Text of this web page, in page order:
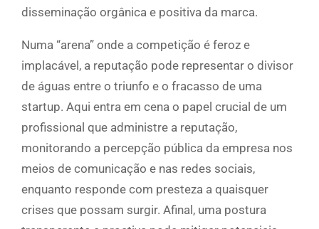
disseminação orgânica e positiva da marca.
Numa “arena” onde a competição é feroz e
implacável, a reputação pode representar o divisor
de águas entre o triunfo e o fracasso de uma
startup. Aqui entra em cena o papel crucial de um
profissional que administre a reputação,
monitorando a percepção pública da empresa nos
meios de comunicação e nas redes sociais,
enquanto responde com presteza a quaisquer
crises que possam surgir. Afinal, uma postura